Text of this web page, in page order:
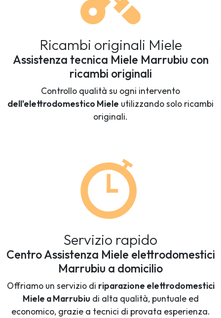
Ricambi originali Miele
Assistenza tecnica Miele Marrubiu con
ricambi originali
Controllo qualità su ogni intervento
dell'elettrodomestico Miele utilizzando solo ricambi
originali.
Servizio rapido
Centro Assistenza Miele elettrodomestici
Marrubiu a domicilio
Offriamo un servizio di riparazione elettrodomestici
Miele a Marrubiu di alta qualità, puntuale ed
economico, grazie a tecnici di provata esperienza.